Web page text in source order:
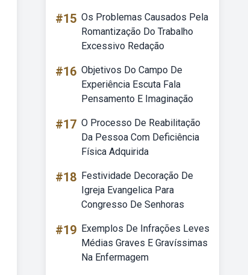
#15 Os Problemas Causados Pela
Romantização Do Trabalho
Excessivo Redação
#16 Objetivos Do Campo De
Experiência Escuta Fala
Pensamento E Imaginação
#17 O Processo De Reabilitação
Da Pessoa Com Deficiência
Física Adquirida
#18 Festividade Decoração De
Igreja Evangelica Para
Congresso De Senhoras
#19 Exemplos De Infrações Leves
Médias Graves E Gravíssimas
Na Enfermagem